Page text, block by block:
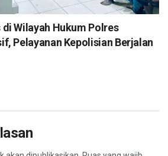
Wilayah Hukum Polres
Pelayanan Kepolisian Berjalan